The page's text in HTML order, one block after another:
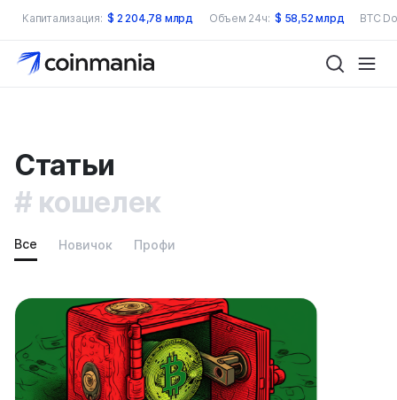
Капитализация: $ 2 204,78 млрд Объем 24ч: $ 58,52 млрд BTC
Статьи
кошелек
Все Новичок Профи